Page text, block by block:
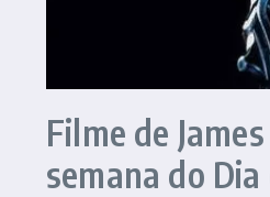
Filme de
semana do